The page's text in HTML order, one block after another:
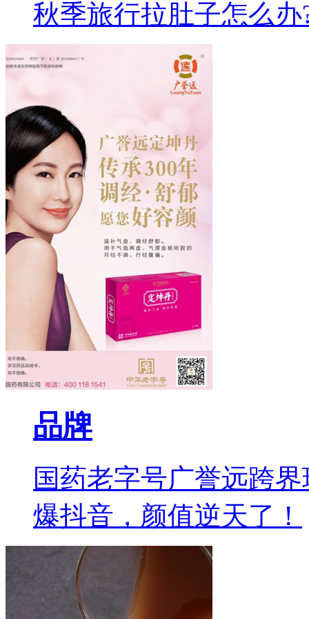
秋季旅行拉肚子怎么
品牌
国药老字号广誉远跨
爆抖音，颜值逆天了！